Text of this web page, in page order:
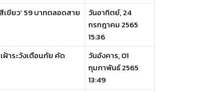
เขียว’ 59 บาทตลอดสาย
วันอาทิตย์, 24
กรกฎาคม 2565
15:36
าระวังเตือนภัย คัด
วันอังคาร, 01
กุมภาพันธ์ 2565
13:49